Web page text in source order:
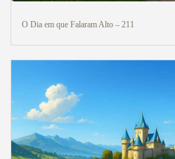
O Dia em que Falaram Alto – 211